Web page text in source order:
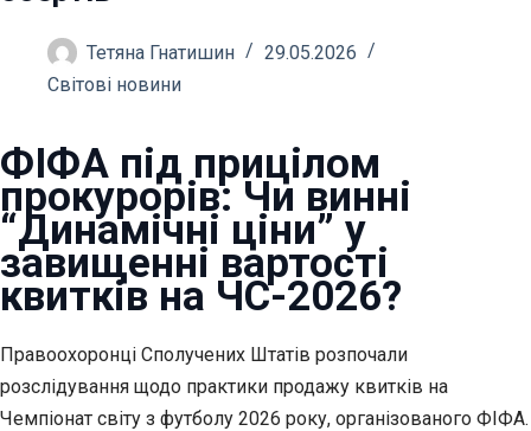
Тетяна Гнатишин
29.05.2026
Світові новини
ФІФА під прицілом
прокурорів: Чи винні
“Динамічні ціни” у
завищенні вартості
квитків на ЧС-2026?
Правоохоронці Сполучених Штатів розпочали
розслідування щодо практики продажу квитків на
Чемпіонат світу з футболу 2026 року, організованого ФІФА.